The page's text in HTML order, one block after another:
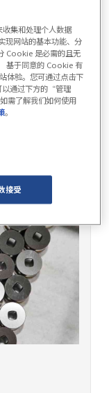
集和处理个人数据
现网站的基本功能、分
Cookie 是必需的且无
基于同意的 Cookie 有
体验。您可通过点击下
以通过下方的“管理
需了解我们如何使用
。
接受